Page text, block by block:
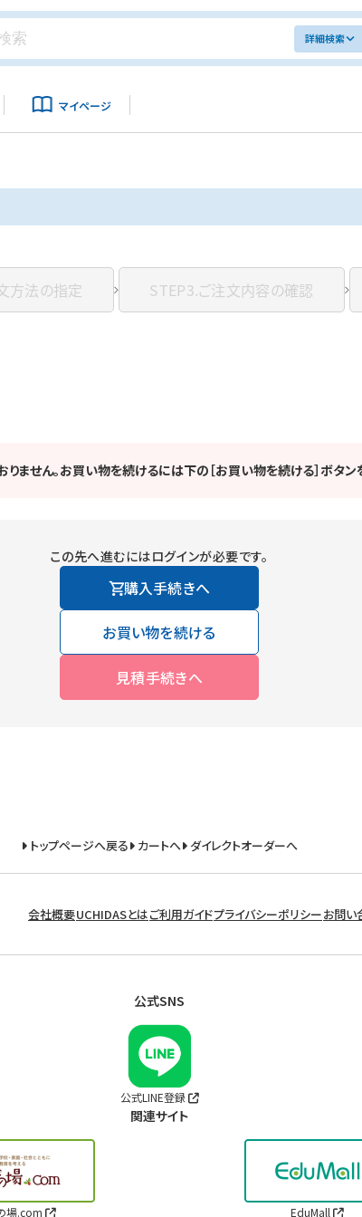
詳細検索
マイページ
方法の指定 STEP3.ご注文内容の確認
ません。お買い物を続けるには下の［お買い物を続ける］ボタン
この先へ進むにはログインが必要です。
購入手続きへ
お買い物を続ける
見積手続きへ
トップページへ戻る カートへ ダイレクトオーダーへ
会社概要UCHIDASとはご利用ガイドプライバシーポリシーお問い
公式SNS
公式LINE登録
関連サイト
場.com EduMall